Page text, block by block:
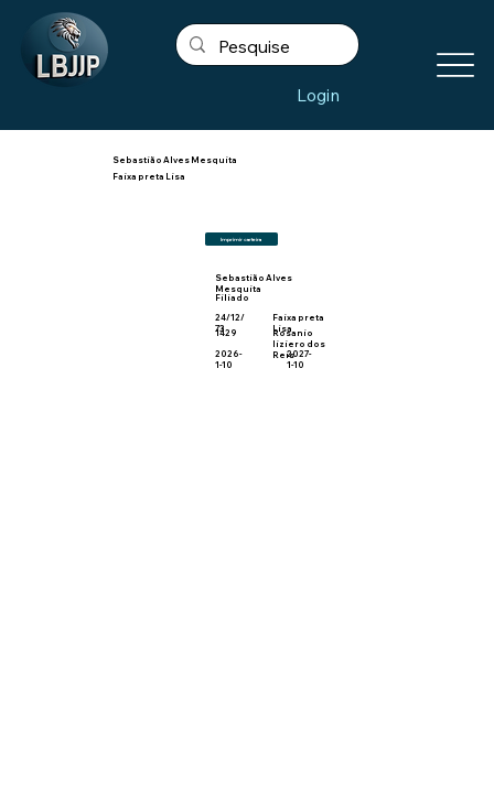
Login
Imprimir carteira
Sebastião Alves Mesquita
Faixa preta Lisa
Faixa preta
Lisa
Sebastião Alves
Mesquita
Filiado
24/12/
73
Rosanio
liziero dos
Reis
2026-
1-10
2027-
1-10
1429